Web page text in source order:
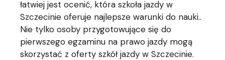
łatwiej jest ocenić, która szkoła jazdy w
Szczecinie oferuje najlepsze warunki do nauki..
Nie tylko osoby przygotowujące się do
pierwszego egzaminu na prawo jazdy mogą
skorzystać z oferty szkół jazdy w Szczecinie.